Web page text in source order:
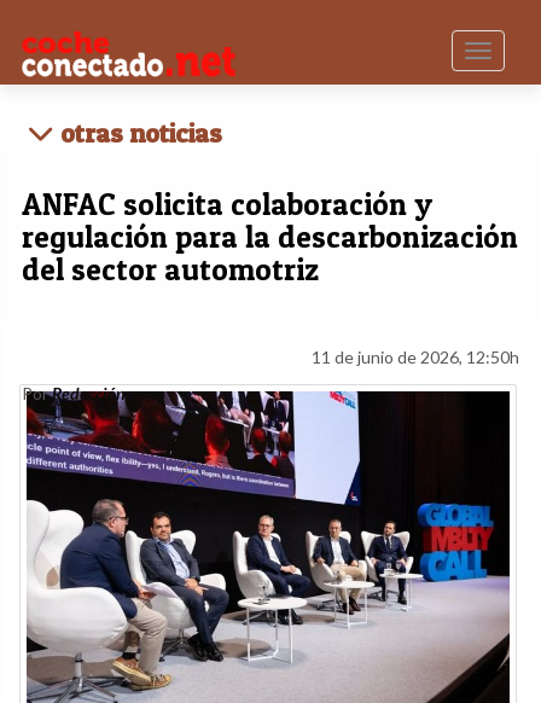
Toggle
otras noticias
ANFAC solicita colaboración y
regulación para la descarbonización
del sector automotriz
11 de junio de 2026, 12:50h
PorRedacción